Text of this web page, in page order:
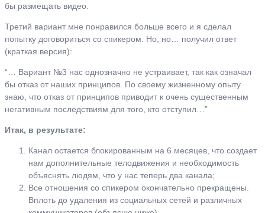
бы размещать видео.
Третий вариант мне понравился больше всего и я сделал
попытку договориться со спикером. Но, но… получил ответ
(краткая версия):
“… Вариант №3 нас однозначно не устраивает, так как означал
бы отказ от наших принципов. По своему жизненному опыту
знаю, что отказ от принципов приводит к очень существенным
негативным последствиям для того, кто отступил…”
Итак, в результате:
Канал остается блокированным на 6 месяцев, что создает
нам дополнительные телодвижения и необходимость
объяснять людям, что у нас теперь два канала;
Все отношения со спикером окончательно прекращены.
Вплоть до удаления из социальных сетей и различных